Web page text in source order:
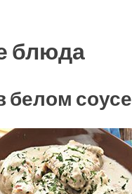
блюда
белом соусе